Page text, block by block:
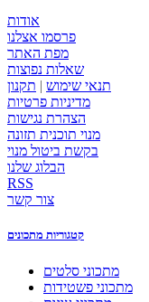
אודות
פרסמו אצלנו
מפת האתר
שאלות נפוצות
תנאי שימוש | תקנון
מדיניות פרטיות
הצהרת נגישות
מנוי תוכנית תזונה
בקשת ביטול מנוי
הבלוג שלנו
RSS
צור קשר
קטגוריות מתכונים
מתכוני סלטים
מתכוני פשטידות